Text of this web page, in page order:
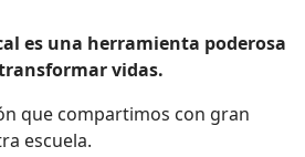
es una herramienta poderosa
vidas.
que compartimos con gran
escuela.